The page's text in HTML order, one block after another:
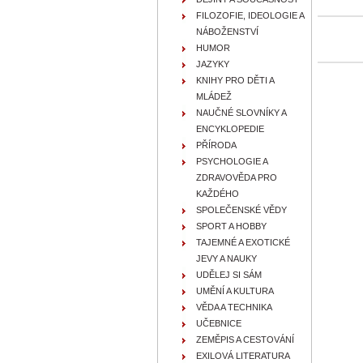
FILOZOFIE, IDEOLOGIE A
NÁBOŽENSTVÍ
HUMOR
JAZYKY
KNIHY PRO DĚTI A
MLÁDEŽ
NAUČNÉ SLOVNÍKY A
ENCYKLOPEDIE
PŘÍRODA
PSYCHOLOGIE A
ZDRAVOVĚDA PRO
KAŽDÉHO
SPOLEČENSKÉ VĚDY
SPORT A HOBBY
TAJEMNÉ A EXOTICKÉ
JEVY A NAUKY
UDĚLEJ SI SÁM
UMĚNÍ A KULTURA
VĚDA A TECHNIKA
UČEBNICE
ZEMĚPIS A CESTOVÁNÍ
EXILOVÁ LITERATURA